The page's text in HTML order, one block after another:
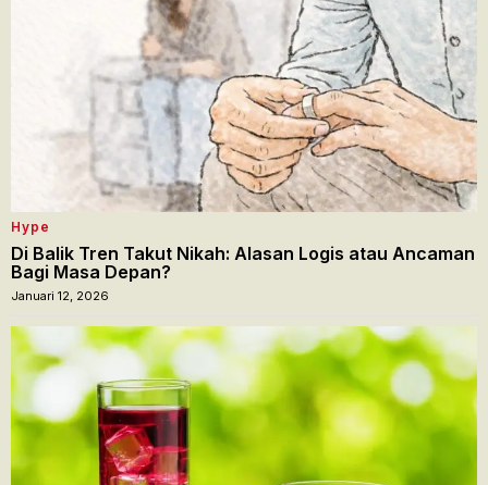
Hype
​Di Balik Tren Takut Nikah: Alasan Logis atau Ancaman
Bagi Masa Depan?
Januari 12, 2026